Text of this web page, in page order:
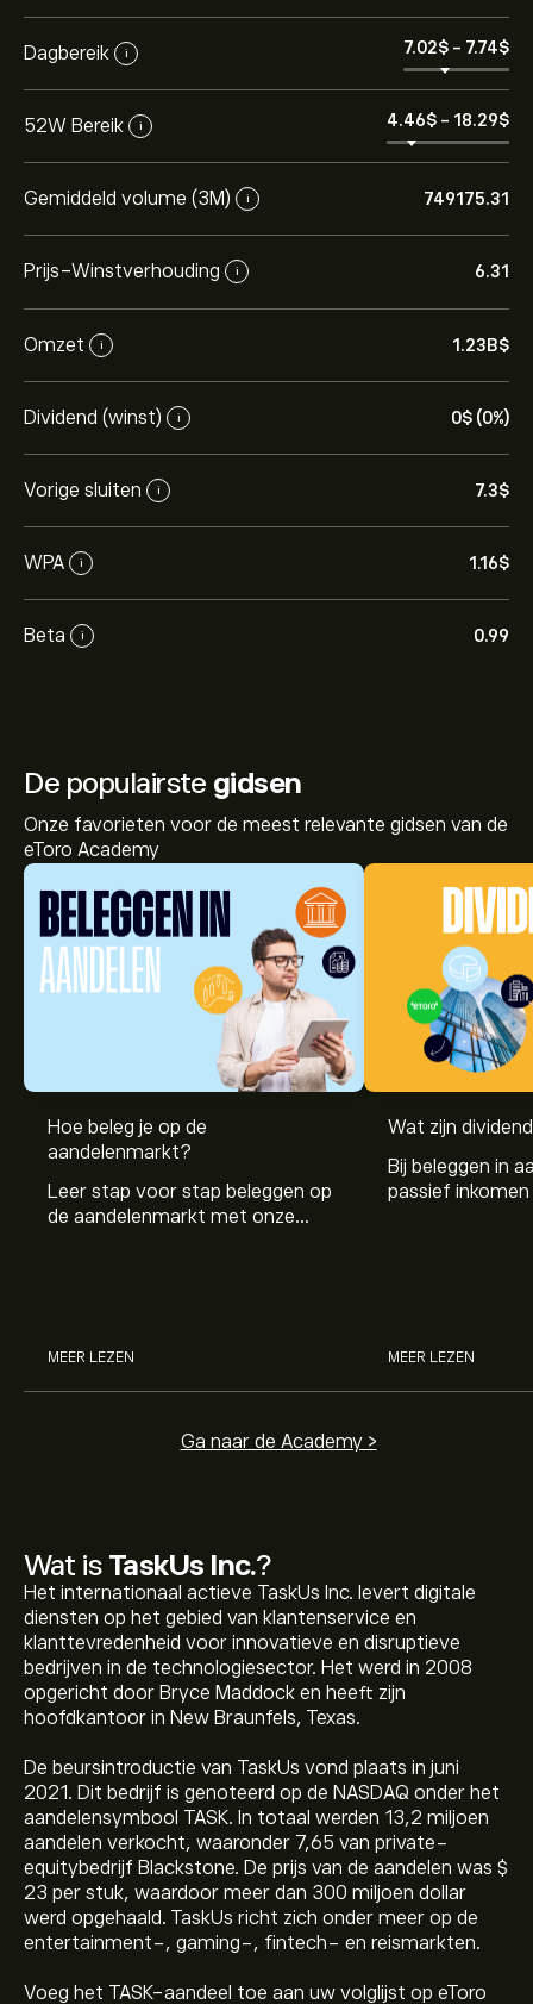
Dagbereik i 7.02‎$‎ - 7.74‎$‎
52W Bereik i 4.46‎$‎ - 18.29‎$‎
Gemiddeld volume (3M) i 749175.31
Prijs-Winstverhouding i 6.31
Omzet i 1.23B‎$‎
Dividend (winst) i 0‎$‎ (0%)
Vorige sluiten i 7.3‎$‎
WPA i 1.16‎$‎
Beta i 0.99
Wat is TaskUs Inc.?
Het internationaal actieve TaskUs Inc. levert digitale
diensten op het gebied van klantenservice en
klanttevredenheid voor innovatieve en disruptieve
bedrijven in de technologiesector. Het werd in 2008
opgericht door Bryce Maddock en heeft zijn
hoofdkantoor in New Braunfels, Texas.
De beursintroductie van TaskUs vond plaats in juni
2021. Dit bedrijf is genoteerd op de NASDAQ onder het
aandelensymbool TASK. In totaal werden 13,2 miljoen
aandelen verkocht, waaronder 7,65 van private-
equitybedrijf Blackstone. De prijs van de aandelen was $
23 per stuk, waardoor meer dan 300 miljoen dollar
werd opgehaald. TaskUs richt zich onder meer op de
entertainment-, gaming-, fintech- en reismarkten.
Voeg het TASK-aandeel toe aan uw volglijst op eToro
De populairste gidsen
Onze favorieten voor de meest relevante gidsen van de
eToro Academy
Hoe beleg je op de
aandelenmarkt?
Leer stap voor stap beleggen op
de aandelenmarkt met onze
MEER LEZEN
Wat zijn
Bij beleggen in
passief
MEER LEZEN
Ga naar de Academy >
De huidige koers van TASK is 7.30‎$‎.